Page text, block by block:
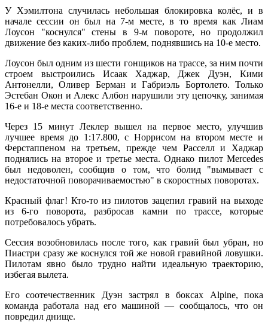
У Хэмилтона случилась небольшая блокировка колёс, и в
начале сессии он был на 7-м месте, в то время как Лиам
Лоусон "коснулся" стены в 9-м повороте, но продолжил
движение без каких-либо проблем, поднявшись на 10-е место.
Лоусон был одним из шести гонщиков на трассе, за ним почти
строем выстроились Исаак Хаджар, Джек Дуэн, Кими
Антонелли, Оливер Берман и Габриэль Бортолето. Только
Эстебан Окон и Алекс Албон нарушили эту цепочку, занимая
16-е и 18-е места соответственно.
Через 15 минут Леклер вышел на первое место, улучшив
лучшее время до 1:17.800, с Норрисом на втором месте и
Ферстаппеном на третьем, прежде чем Расселл и Хаджар
поднялись на второе и третье места. Однако пилот Mercedes
был недоволен, сообщив о том, что болид "вымывает с
недостаточной поворачиваемостью" в скоростных поворотах.
Красный флаг! Кто-то из пилотов зацепил гравий на выходе
из 6-го поворота, разбросав камни по трассе, которые
потребовалось убрать.
Сессия возобновилась после того, как гравий был убран, но
Пиастри сразу же коснулся той же новой гравийной ловушки.
Пилотам явно было трудно найти идеальную траекторию,
избегая вылета.
Его соотечественник Дуэн застрял в боксах Alpine, пока
команда работала над его машиной — сообщалось, что он
повредил днище.